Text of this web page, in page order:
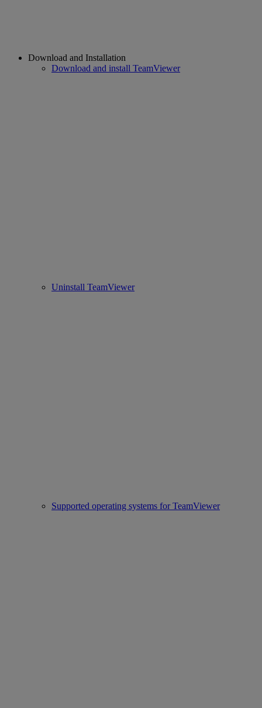
Download and Installation
Download and install TeamViewer
Uninstall TeamViewer
Supported operating systems for TeamViewer